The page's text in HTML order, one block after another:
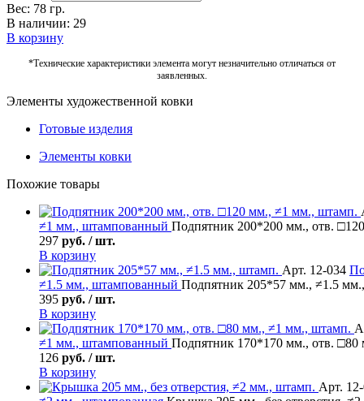
Вес: 78 гр.
В наличии: 29
В корзину
*Технические характеристики элемента могут незначительно отличаться от
заявленных.
Элементы художественной ковки
Готовые изделия
Элементы ковки
Похожие товары
≠1 мм., штампованный Подпятник 200*200 мм., отв.
297 руб. / шт.
В корзину
Арт. 12-034
≠1.5 мм., штампованный Подпятник 205*57 мм., ≠1.5
395 руб. / шт.
В корзину
≠1 мм., штампованный Подпятник 170*170 мм., отв.
126 руб. / шт.
В корзину
Арт.